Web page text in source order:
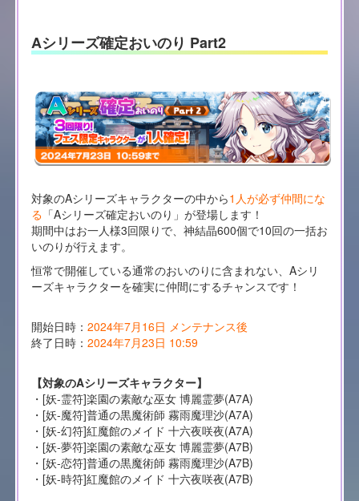
Aシリーズ確定おいのり Part2
対象のAシリーズキャラクターの中から1人が必ず仲間にな
る 「Aシリーズ確定おいのり」が登場します！
期間中はお一人様3回限りで、神結晶600個で10回の一括お
いのりが行えます。
恒常で開催している通常のおいのりに含まれない、Aシリ
ーズキャラクターを確実に仲間にするチャンスです！
開始日時： 2024年7月16日 メンテナンス後
終了日時： 2024年7月23日 10:59
【対象のAシリーズキャラクター】
・[妖-霊符]楽園の素敵な巫女 博麗霊夢(A7A)
・[妖-魔符]普通の黒魔術師 霧雨魔理沙(A7A)
・[妖-幻符]紅魔館のメイド 十六夜咲夜(A7A)
・[妖-夢符]楽園の素敵な巫女 博麗霊夢(A7B)
・[妖-恋符]普通の黒魔術師 霧雨魔理沙(A7B)
・[妖-時符]紅魔館のメイド 十六夜咲夜(A7B)